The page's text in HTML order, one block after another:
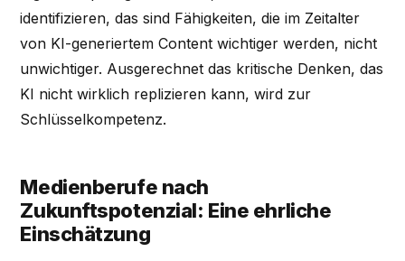
identifizieren, das sind Fähigkeiten, die im Zeitalter
von KI-generiertem Content wichtiger werden, nicht
unwichtiger. Ausgerechnet das kritische Denken, das
KI nicht wirklich replizieren kann, wird zur
Schlüsselkompetenz.
Medienberufe nach
Zukunftspotenzial: Eine ehrliche
Einschätzung